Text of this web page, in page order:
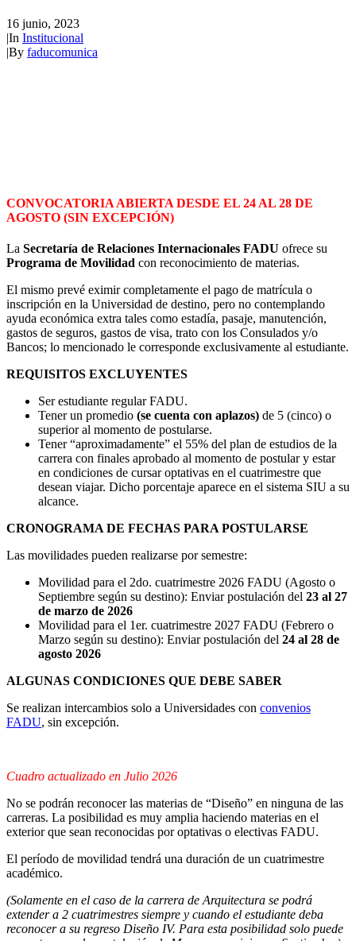
16 junio, 2023
|In Institucional
|By faducomunica
CONVOCATORIA ABIERTA DESDE EL 24 AL 28 DE
AGOSTO (SIN EXCEPCIÓN)
La Secretaría de Relaciones Internacionales FADU ofrece su
Programa de Movilidad con reconocimiento de materias.
El mismo prevé eximir completamente el pago de matrícula o
inscripción en la Universidad de destino, pero no contemplando
ayuda económica extra tales como estadía, pasaje, manutención,
gastos de seguros, gastos de visa, trato con los Consulados y/o
Bancos; lo mencionado le corresponde exclusivamente al estudiante.
REQUISITOS EXCLUYENTES
Ser estudiante regular FADU.
Tener un promedio (se cuenta con aplazos) de 5 (cinco) o
superior al momento de postularse.
Tener “aproximadamente” el 55% del plan de estudios de la
carrera con finales aprobado al momento de postular y estar
en condiciones de cursar optativas en el cuatrimestre que
desean viajar. Dicho porcentaje aparece en el sistema SIU a su
alcance.
CRONOGRAMA DE FECHAS PARA POSTULARSE
Las movilidades pueden realizarse por semestre:
Movilidad para el 2do. cuatrimestre 2026 FADU (Agosto o
Septiembre según su destino): Enviar postulación del 23 al 27
de marzo de 2026
Movilidad para el 1er. cuatrimestre 2027 FADU (Febrero o
Marzo según su destino): Enviar postulación del 24 al 28 de
agosto 2026
ALGUNAS CONDICIONES QUE DEBE SABER
Se realizan intercambios solo a Universidades con convenios
FADU, sin excepción.
Cuadro actualizado en Julio 2026
No se podrán reconocer las materias de “Diseño” en ninguna de las
carreras. La posibilidad es muy amplia haciendo materias en el
exterior que sean reconocidas por optativas o electivas FADU.
El período de movilidad tendrá una duración de un cuatrimestre
académico.
(Solamente en el caso de la carrera de Arquitectura se podrá
extender a 2 cuatrimestres siempre y cuando el estudiante deba
reconocer a su regreso Diseño IV. Para esta posibilidad solo puede